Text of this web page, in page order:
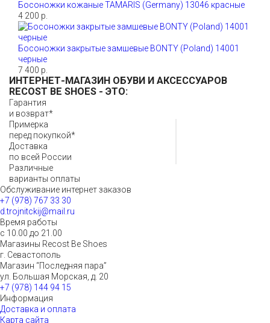
Босоножки кожаные TAMARIS (Germany) 13046 красные
4 200 р.
Босоножки закрытые замшевые BONTY (Poland) 14001
черные
7 400 р.
ИНТЕРНЕТ-МАГАЗИН ОБУВИ И АКСЕССУАРОВ
RECOST BE SHOES - ЭТО:
Гарантия
и возврат*
Примерка
перед покупкой*
Доставка
по всей России
Различные
варианты оплаты
Обслуживание интернет заказов
+7 (978) 767 33 30
d.trojnitckij@mail.ru
Время работы
с 10.00 до 21.00
Магазины Recost Be Shoes
г. Севастополь
Магазин “Последняя пара”
ул. Большая Морская, д. 20
+7 (978) 144 94 15
Информация
Доставка и оплата
Карта сайта